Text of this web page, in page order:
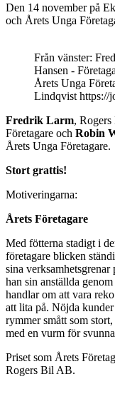
Den 14 november på
och Årets Unga
Från vänster:
Hansen -
Årets Unga
Lindqvist https://
Fredrik Larm,
Företagare och Robin
Årets Unga Företagare.
Stort grattis!
Motiveringarna:
Årets Företagare
Med fötterna stadigt i
företagare blicken
sina verksamhetsgrenar
han sin anställda
handlar om att vara
att lita på. Nöjda
rymmer smått som
med en vurm för
Priset som Årets
Rogers Bil AB.